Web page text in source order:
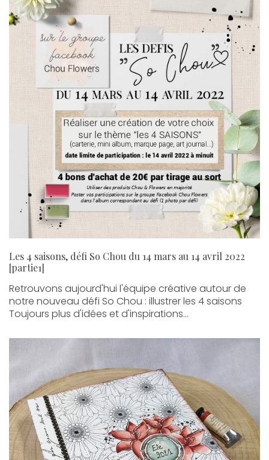
Les 4 saisons, défi So Chou du 14 mars au 14 avril 2022
[partie1]
Retrouvons aujourd'hui l'équipe créative autour de
notre nouveau défi So Chou : illustrer les 4 saisons
Toujours plus d'idées et d'inspirations...